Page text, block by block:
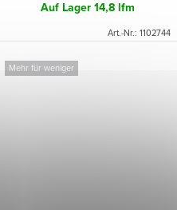
Auf Lager14,8 lfm
Art.-Nr.: 1102744
Mehr für weniger